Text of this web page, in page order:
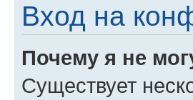
Вход на
Почему я не
Существует